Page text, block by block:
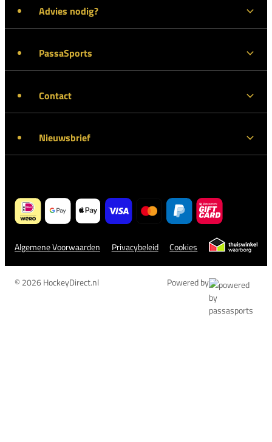
Advies nodig?
PassaSports
Contact
Nieuwsbrief
Algemene Voorwaarden Privacybeleid Cookies
© 2026 HockeyDirect.nl Powered by